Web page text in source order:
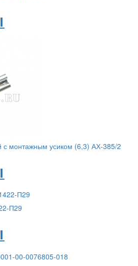
с монтажным усиком (6,3) АХ-385/2
П29